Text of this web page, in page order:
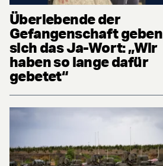
Überlebende der
Gefangenschaft geben
sich das Ja-Wort: „Wir
haben so lange dafür
gebetet“